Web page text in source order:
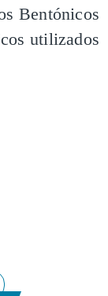
Bentónicos
utilizados